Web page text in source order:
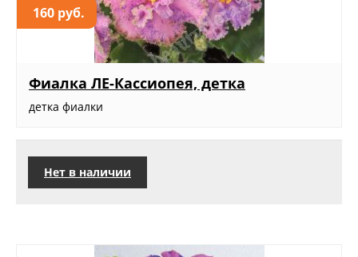
160 руб.
Фиалка ЛЕ-Кассиопея, детка
детка фиалки
Нет в наличии